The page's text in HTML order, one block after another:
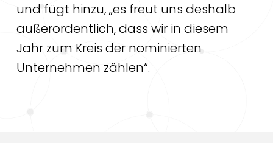
und fügt hinzu, „es freut uns deshalb
außerordentlich, dass wir in diesem
Jahr zum Kreis der nominierten
Unternehmen zählen“.